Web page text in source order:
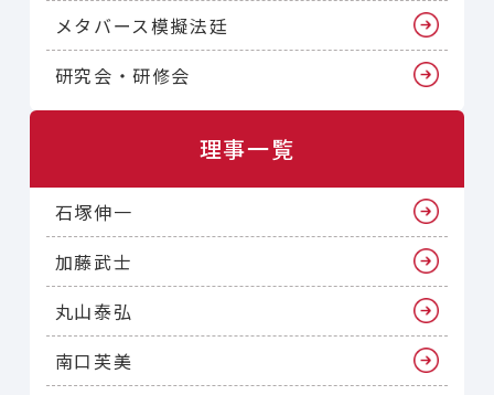
メタバース模擬法廷
研究会・研修会
理事一覧
石塚伸一
加藤武士
丸山泰弘
南口芙美